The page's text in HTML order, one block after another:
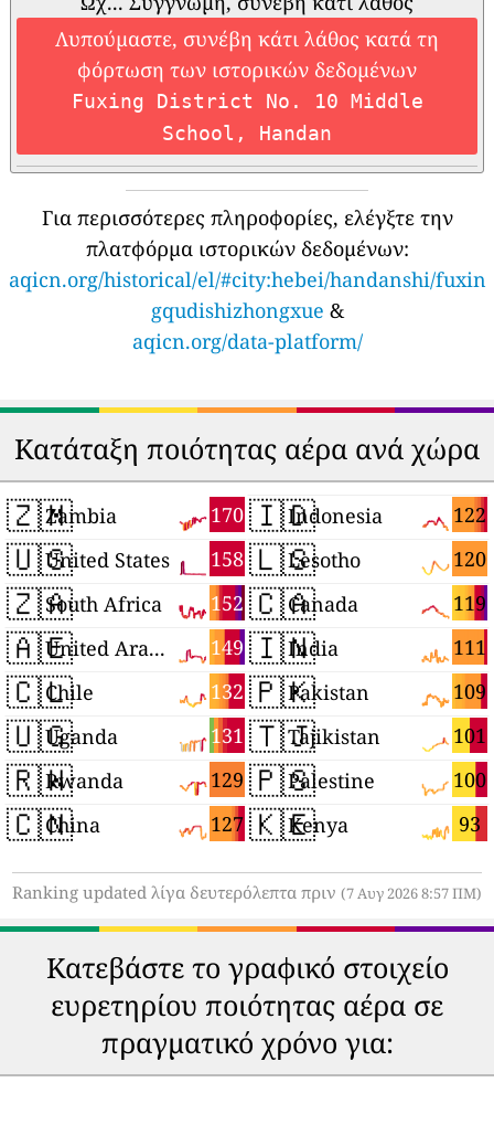
Λυπούμαστε, συνέβη κάτι λάθος κατά τη
φόρτωση των ιστορικών δεδομένων
Fuxing District No. 10 Middle
School, Handan
Για περισσότερες πληροφορίες, ελέγξτε την
πλατφόρμα ιστορικών δεδομένων:
aqicn.org/historical/el/#city:hebei/handanshi/fuxin
gqudishizhongxue &
aqicn.org/data-platform/
Κατάταξη ποιότητας αέρα ανά χώρα
🇿🇲 170
Zambia
🇺🇸 158
United States
🇿🇦 152
South Africa
🇦🇪 149
United Arab Emirates
🇨🇱 132
Chile
🇺🇬 131
Uganda
🇷🇼 129
Rwanda
🇨🇳 127
China
🇮🇩 122
Indonesia
🇱🇸 120
Lesotho
🇨🇦 119
Canada
🇮🇳 111
India
🇵🇰 109
Pakistan
🇹🇯 101
Tajikistan
🇵🇸 100
Palestine
🇰🇪 93
Kenya
Ranking updated λίγα δευτερόλεπτα πριν (7 Αυγ 2026 8:57 ΠΜ)
Κατεβάστε το γραφικό στοιχείο
ευρετηρίου ποιότητας αέρα σε
πραγματικό χρόνο για: